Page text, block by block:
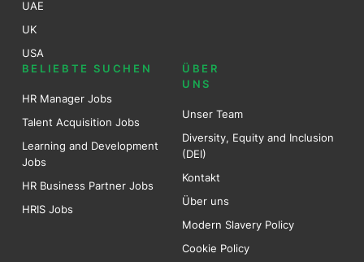
UAE
UK
USA
BELIEBTE SUCHEN
HR Manager Jobs
Talent Acquisition Jobs
Learning and Development
Jobs
HR Business Partner Jobs
HRIS Jobs
ÜBER
UNS
Unser Team
Diversity, Equity and Inclusion
(DEI)
Kontakt
Über uns
Modern Slavery Policy
Cookie Policy